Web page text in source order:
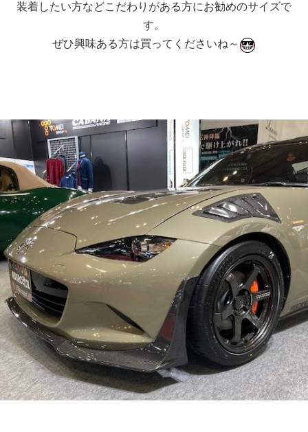
装着したい方などこだわりがある方にお勧めのサイズで
す。
ぜひ興味ある方は買ってくださいね～